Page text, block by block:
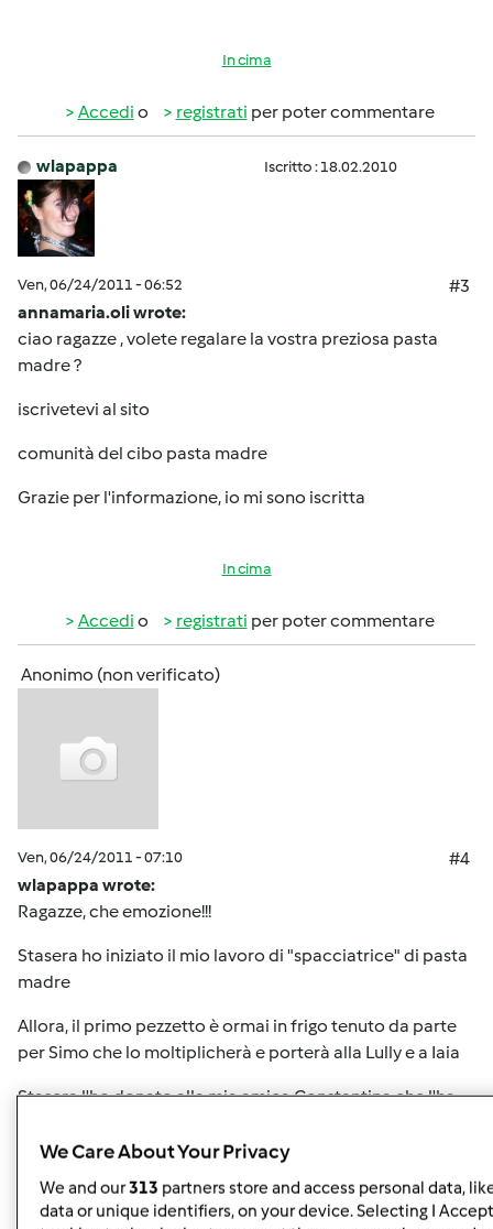
In cima
Accedi o registrati per poter commentare
wlapappa Iscritto : 18.02.2010
Ven, 06/24/2011 - 06:52
#3
annamaria.oli wrote:
ciao ragazze , volete regalare la vostra preziosa pasta
madre ?
iscrivetevi al sito
comunità del cibo pasta madre
Grazie per l'informazione, io mi sono iscritta
In cima
Accedi o registrati per poter commentare
Anonimo (non verificato)
Ven, 06/24/2011 - 07:10
#4
wlapappa wrote:
Ragazze, che emozione!!!
Stasera ho iniziato il mio lavoro di "spacciatrice" di pasta
madre
Allora, il primo pezzetto è ormai in frigo tenuto da parte
per Simo che lo moltiplicherà e porterà alla Lully e a Iaia
Stasera l'ho donato alla mia amica Constantina che l'ha
coccolare
Eccoci immortalate nel momento del passa-pasta-
madre
We Care About Your Privacy
We and our313 partners store and access personal data,
data or unique identifiers, on your device. Selecting I